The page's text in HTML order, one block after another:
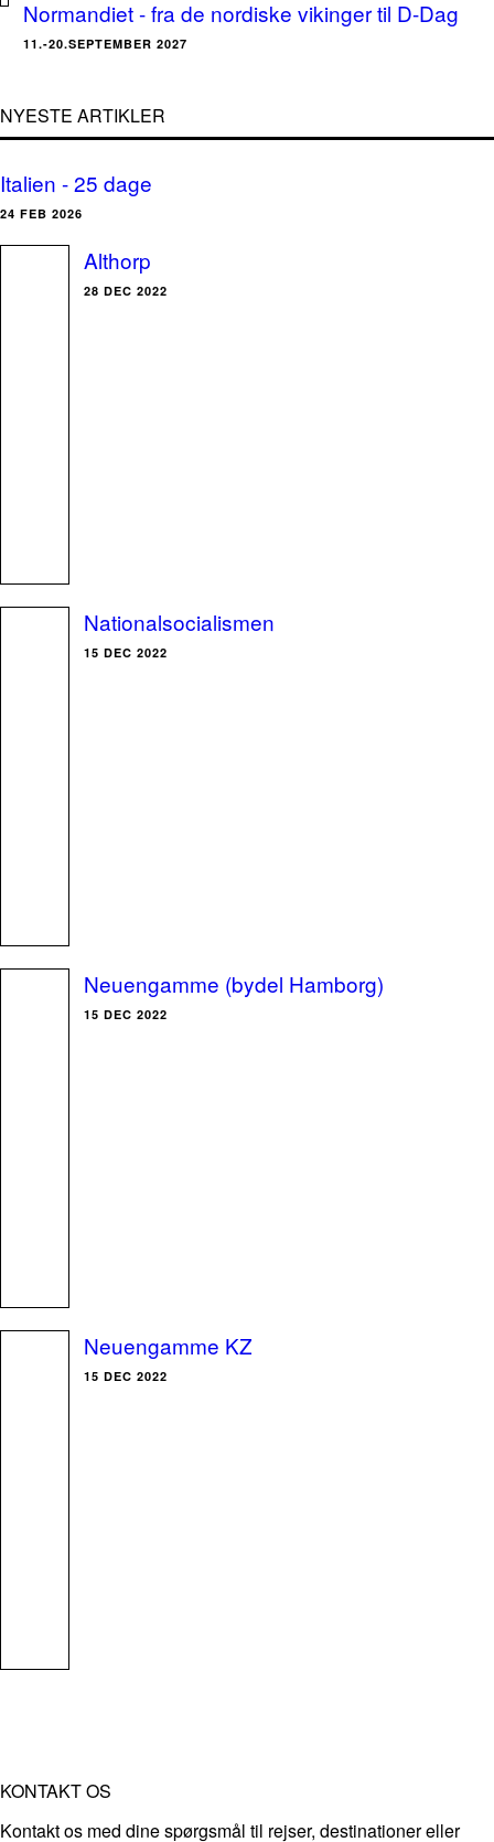
Normandiet - fra de nordiske vikinger til D-Dag
11.-20.SEPTEMBER 2027
NYESTE ARTIKLER
Italien - 25 dage
24 FEB 2026
Althorp
28 DEC 2022
Nationalsocialismen
15 DEC 2022
Neuengamme (bydel Hamborg)
15 DEC 2022
Neuengamme KZ
15 DEC 2022
KONTAKT OS
Kontakt os med dine spørgsmål til rejser, destinationer eller